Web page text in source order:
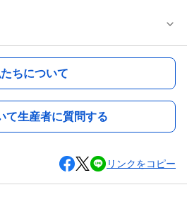
ちについて
て生産者に質問する
リンクをコピー